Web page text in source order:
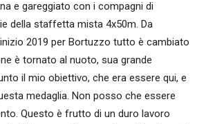
e gareggiato con i compagni di
della staffetta mista 4x50m. Da
2019 per Bortuzzo tutto è cambiato
è tornato al nuoto, sua grande
il mio obiettivo, che era essere qui, e
medaglia. Non posso che essere
Questo è frutto di un duro lavoro